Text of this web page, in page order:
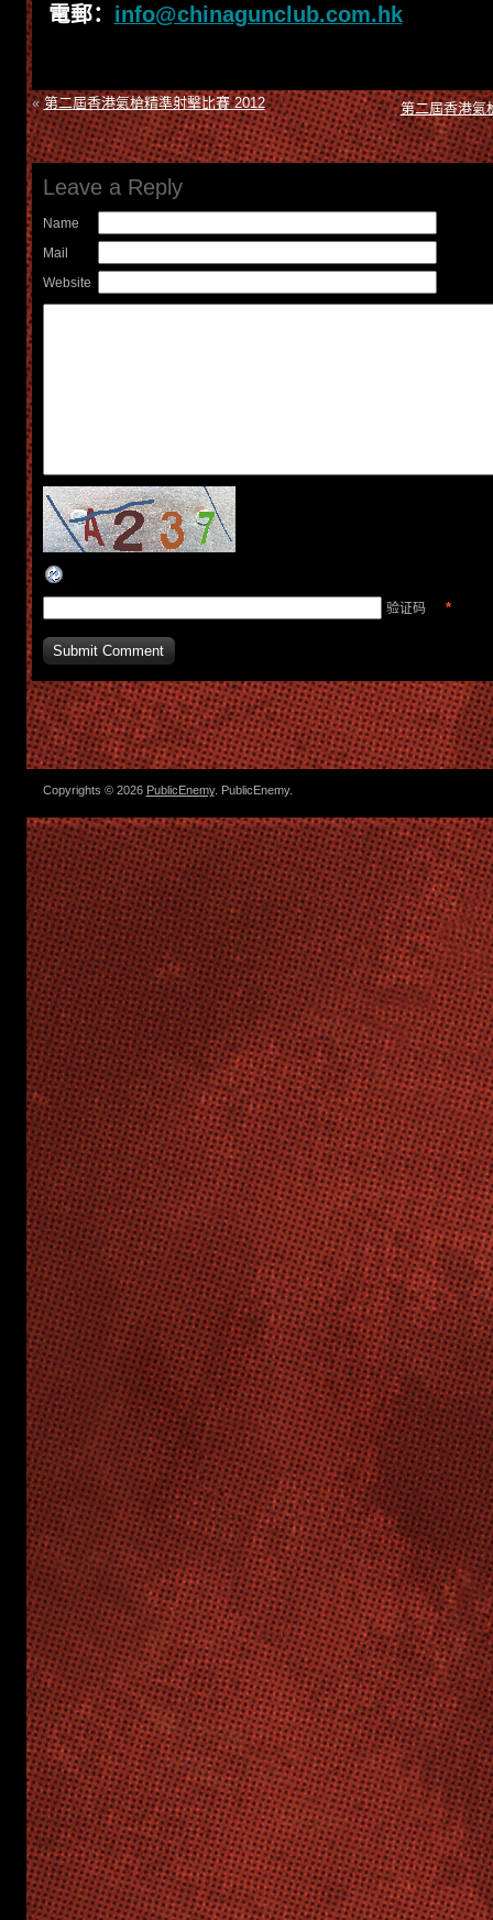
電郵： info@chinagunclub.com.hk
«第二屆香港氣槍精準射擊比賽 2012 第二屆香港氣
Leave a Reply
Name
Mail
Website
验证码 *
Copyrights © 2026 PublicEnemy. PublicEnemy.